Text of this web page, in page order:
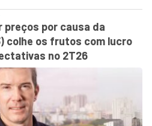
preços por causa da
colhe os frutos com lucro
no 2T26